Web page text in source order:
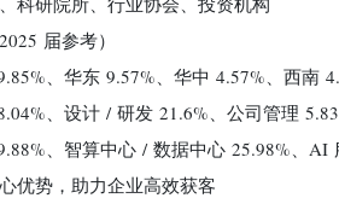
2025 届参考）
、华东 9.57%、华中 4.57%、西南
、设计 / 研发 21.6%、公司管理
、智算中心 / 数据中心 25.98%、 AI
优势，助力企业高效获客